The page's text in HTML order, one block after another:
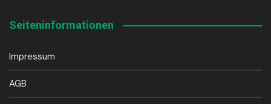
Seiteninformationen
Impressum
AGB